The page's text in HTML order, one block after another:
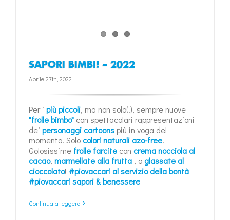
SAPORI BIMBI! – 2022
Aprile 27th, 2022
Per i più piccoli, ma non solo(!), sempre nuove
"frolle bimbo" con spettacolari rappresentazioni
dei personaggi cartoons più in voga del
momento! Solocolori naturali azo-free!
Golosissime frolle farcite con crema nocciola al
cacao, marmellate alla frutta , oglassate al
cioccolato! #piovaccari al servizio della bontà
#piovaccari sapori & benessere
Continua a leggere